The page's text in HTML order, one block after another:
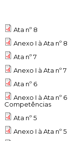
TEMPOS LIVRES
MOBILIDADE
INVESTIR EM
SERVIÇOS
Ata nº 8
Anexo I à Ata nº
Ata nº 7
Anexo I à Ata nº
Ata nº 6
Anexo I à Ata nº
Competências
Ata nº 5
Anexo I à Ata nº